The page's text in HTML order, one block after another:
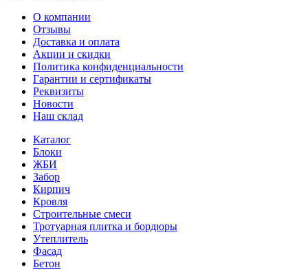
О компании
Отзывы
Доставка и оплата
Акции и скидки
Политика конфиденциальности
Гарантии и сертификаты
Реквизиты
Новости
Наш склад
Каталог
Блоки
ЖБИ
Забор
Кирпич
Кровля
Строительные смеси
Тротуарная плитка и бордюры
Утеплитель
Фасад
Бетон